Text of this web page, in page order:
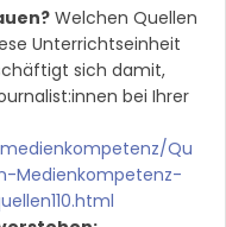
Welchen Quellen
Unterrichtseinheit
sich damit,
bei Ihrer
Qu
Medienkompetenz-